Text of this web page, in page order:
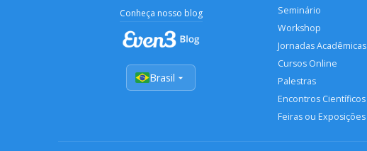
Conheça nosso blog
Brasil
Seminário
Workshop
Jornadas Acadêmicas
Cursos Online
Palestras
Encontros Científicos
Feiras ou Exposições